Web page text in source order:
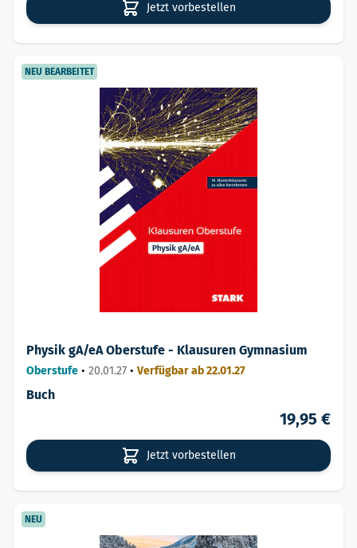
Jetzt vorbestellen
NEU BEARBEITET
Physik gA/eA Oberstufe - Klausuren Gymnasium
Oberstufe • 20.01.27 • Verfügbar ab 22.01.27
Buch
19,95 €
Jetzt vorbestellen
NEU